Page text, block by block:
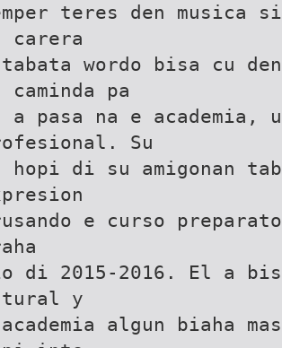
teres den musica
carera
wordo bisa cu
caminda pa
a pasa na e
Su
hopi di su amigonan
e curso
di 2015-2016. El a
y
algun biaha